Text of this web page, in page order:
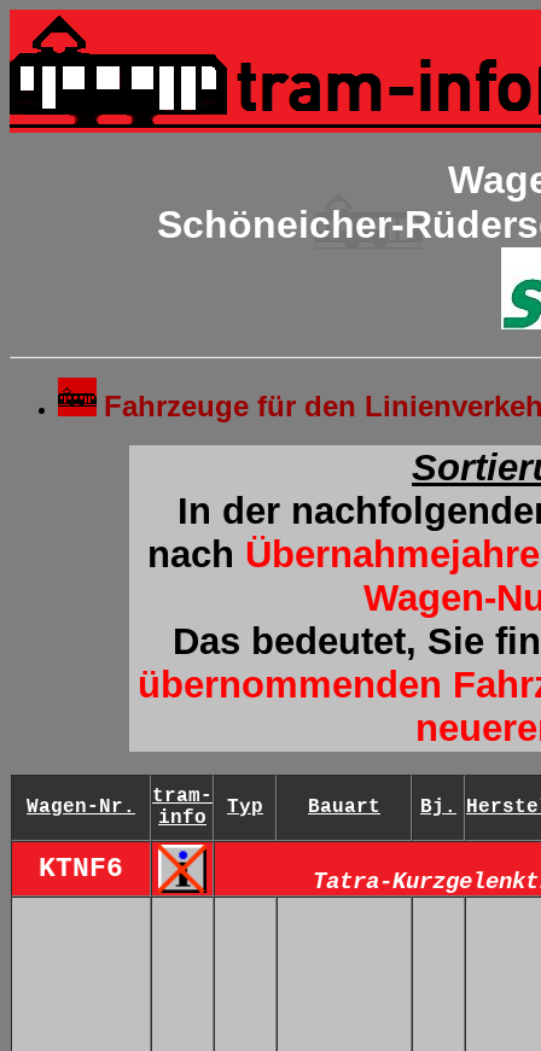
Schöneicher-
Fahrzeuge für den
In der
nach
Wagen-
Das bedeutet, Sie
übernommenden
Wagen-Nr.
tram-
info
Typ Bauart Bj.
KTNF6 Tatra-